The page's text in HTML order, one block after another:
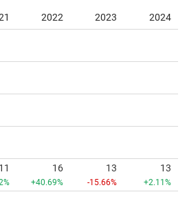
2022 2023
2024
11 16
+40.69%
13
-15.66%
13
+2.11%